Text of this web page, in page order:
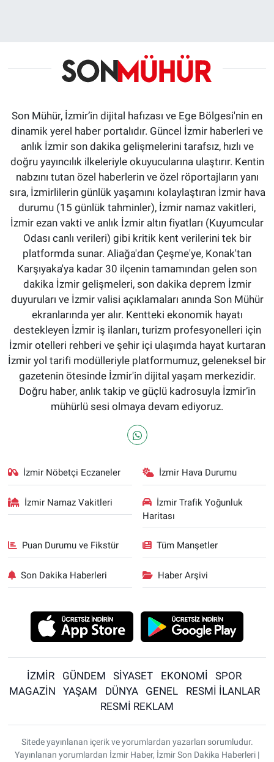
Son Mühür, İzmir’in dijital hafızası ve Ege Bölgesi'nin en
dinamik yerel haber portalıdır. Güncel İzmir haberleri ve
anlık İzmir son dakika gelişmelerini tarafsız, hızlı ve
doğru yayıncılık ilkeleriyle okuyucularına ulaştırır. Kentin
nabzını tutan özel haberlerin ve özel röportajların yanı
sıra, İzmirlilerin günlük yaşamını kolaylaştıran İzmir hava
durumu (15 günlük tahminler), İzmir namaz vakitleri,
İzmir ezan vakti ve anlık İzmir altın fiyatları (Kuyumcular
Odası canlı verileri) gibi kritik kent verilerini tek bir
platformda sunar. Aliağa'dan Çeşme'ye, Konak'tan
Karşıyaka'ya kadar 30 ilçenin tamamından gelen son
dakika İzmir gelişmeleri, son dakika deprem İzmir
duyuruları ve İzmir valisi açıklamaları anında Son Mühür
ekranlarında yer alır. Kentteki ekonomik hayatı
destekleyen İzmir iş ilanları, turizm profesyonelleri için
İzmir otelleri rehberi ve şehir içi ulaşımda hayat kurtaran
İzmir yol tarifi modülleriyle platformumuz, geleneksel bir
gazetenin ötesinde İzmir'in dijital yaşam merkezidir.
Doğru haber, anlık takip ve güçlü kadrosuyla İzmir’in
mühürlü sesi olmaya devam ediyoruz.
İzmir Nöbetçi Eczaneler İzmir Hava Durumu
İzmir Namaz Vakitleri
İzmir Trafik Yoğunluk
Haritası
Puan Durumu ve Fikstür Tüm Manşetler
Son Dakika Haberleri Haber Arşivi
İZMİR GÜNDEM SİYASET EKONOMİ
SPOR
MAGAZİN
YAŞAM DÜNYA GENEL
RESMİ İLANLAR
RESMİ REKLAM
Sitede yayınlanan içerik ve yorumlardan yazarları sorumludur.
Yayınlanan yorumlardan İzmir Haber, İzmir Son Dakika Haberleri |